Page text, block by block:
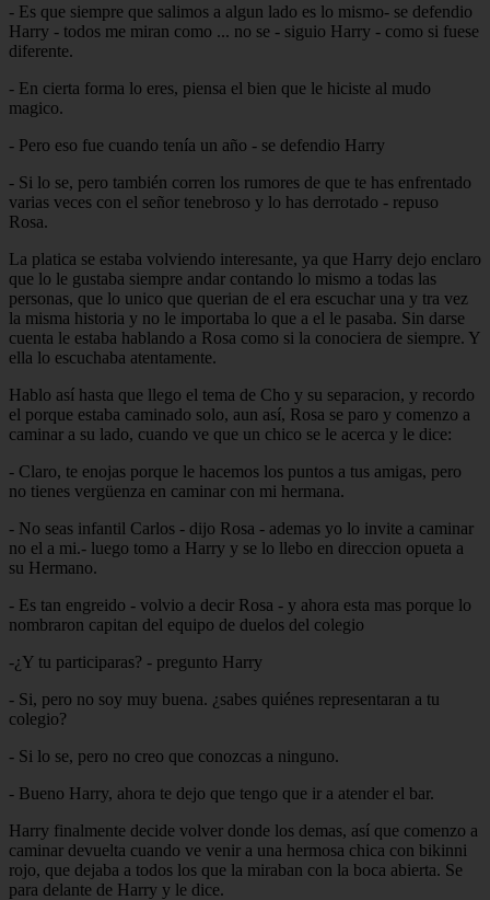
- Es que siempre que salimos a algun lado es lo mismo- se defendio
Harry - todos me miran como ... no se - siguio Harry - como si fuese
diferente.
- En cierta forma lo eres, piensa el bien que le hiciste al mudo
magico.
- Pero eso fue cuando tenía un año - se defendio Harry
- Si lo se, pero también corren los rumores de que te has enfrentado
varias veces con el señor tenebroso y lo has derrotado - repuso
Rosa.
La platica se estaba volviendo interesante, ya que Harry dejo enclaro
que lo le gustaba siempre andar contando lo mismo a todas las
personas, que lo unico que querian de el era escuchar una y tra vez
la misma historia y no le importaba lo que a el le pasaba. Sin darse
cuenta le estaba hablando a Rosa como si la conociera de siempre. Y
ella lo escuchaba atentamente.
Hablo así hasta que llego el tema de Cho y su separacion, y recordo
el porque estaba caminado solo, aun así, Rosa se paro y comenzo a
caminar a su lado, cuando ve que un chico se le acerca y le dice:
- Claro, te enojas porque le hacemos los puntos a tus amigas, pero
no tienes vergüenza en caminar con mi hermana.
- No seas infantil Carlos - dijo Rosa - ademas yo lo invite a caminar
no el a mi.- luego tomo a Harry y se lo llebo en direccion opueta a
su Hermano.
- Es tan engreido - volvio a decir Rosa - y ahora esta mas porque lo
nombraron capitan del equipo de duelos del colegio
-¿Y tu participaras? - pregunto Harry
- Si, pero no soy muy buena. ¿sabes quiénes representaran a tu
colegio?
- Si lo se, pero no creo que conozcas a ninguno.
- Bueno Harry, ahora te dejo que tengo que ir a atender el bar.
Harry finalmente decide volver donde los demas, así que comenzo a
caminar devuelta cuando ve venir a una hermosa chica con bikinni
rojo, que dejaba a todos los que la miraban con la boca abierta. Se
para delante de Harry y le dice.